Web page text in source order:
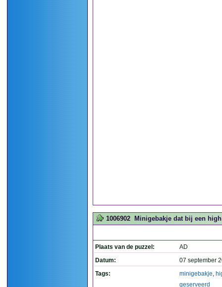
1006902 Minigebakje dat bij een
Plaats van de puzzel:
AD
Datum:
07 september
Tags:
minigebakje,
geserveerd